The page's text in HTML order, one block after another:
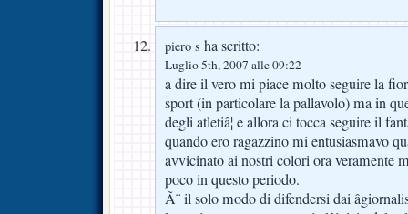
piero s ha scritto:
Luglio 5th, 2007 alle 09:22
a dire il vero mi piace molto seguire la
sport (in particolare la pallavolo) ma in
degli atletiâ¦ e allora ci tocca seguire il
quando ero ragazzino mi entusiasmavo
avvicinato ai nostri colori ora veramente
poco in questo periodo.
Ã¨ il solo modo di difendersi dai